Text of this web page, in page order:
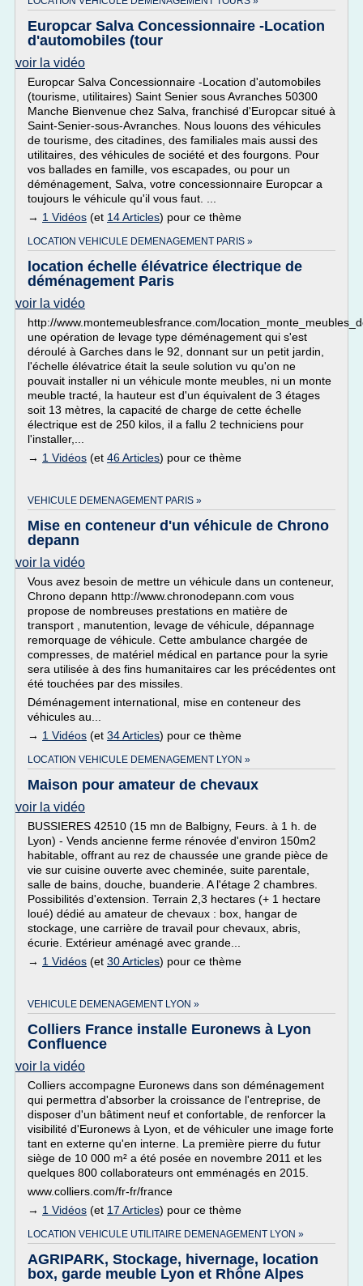
Europcar Salva Concessionnaire -Location
d'automobiles (tour
voir la vidéo
Europcar Salva Concessionnaire -Location d'automobiles
(tourisme, utilitaires) Saint Senier sous Avranches 50300
Manche Bienvenue chez Salva, franchisé d'Europcar situé à
Saint-Senier-sous-Avranches. Nous louons des véhicules
de tourisme, des citadines, des familiales mais aussi des
utilitaires, des véhicules de société et des fourgons. Pour
vos ballades en famille, vos escapades, ou pour un
déménagement, Salva, votre concessionnaire Europcar a
toujours le véhicule qu'il vous faut. ...
→ 1 Vidéos (et 14 Articles) pour ce thème
LOCATION VEHICULE DEMENAGEMENT PARIS »
location échelle élévatrice électrique de
déménagement Paris
voir la vidéo
http://www.montemeublesfrance.com/
une opération de levage type déménagement qui s'est
déroulé à Garches dans le 92, donnant sur un petit jardin,
l'échelle élévatrice était la seule solution vu qu'on ne
pouvait installer ni un véhicule monte meubles, ni un monte
meuble tracté, la hauteur est d'un équivalent de 3 étages
soit 13 mètres, la capacité de charge de cette échelle
électrique est de 250 kilos, il a fallu 2 techniciens pour
l'installer,...
→ 1 Vidéos (et 46 Articles) pour ce thème
VEHICULE DEMENAGEMENT PARIS »
Mise en conteneur d'un véhicule de Chrono
depann
voir la vidéo
Vous avez besoin de mettre un véhicule dans un conteneur,
Chrono depann http://www.chronodepann.com vous
propose de nombreuses prestations en matière de
transport , manutention, levage de véhicule, dépannage
remorquage de véhicule. Cette ambulance chargée de
compresses, de matériel médical en partance pour la syrie
sera utilisée à des fins humanitaires car les précédentes ont
été touchées par des missiles.
Déménagement international, mise en conteneur des
véhicules au...
→ 1 Vidéos (et 34 Articles) pour ce thème
LOCATION VEHICULE DEMENAGEMENT LYON »
Maison pour amateur de chevaux
voir la vidéo
BUSSIERES 42510 (15 mn de Balbigny, Feurs. à 1 h. de
Lyon) - Vends ancienne ferme rénovée d'environ 150m2
habitable, offrant au rez de chaussée une grande pièce de
vie sur cuisine ouverte avec cheminée, suite parentale,
salle de bains, douche, buanderie. A l'étage 2 chambres.
Possibilités d'extension. Terrain 2,3 hectares (+ 1 hectare
loué) dédié au amateur de chevaux : box, hangar de
stockage, une carrière de travail pour chevaux, abris,
écurie. Extérieur aménagé avec grande...
→ 1 Vidéos (et 30 Articles) pour ce thème
VEHICULE DEMENAGEMENT LYON »
Colliers France installe Euronews à Lyon
Confluence
voir la vidéo
Colliers accompagne Euronews dans son déménagement
qui permettra d'absorber la croissance de l'entreprise, de
disposer d'un bâtiment neuf et confortable, de renforcer la
visibilité d'Euronews à Lyon, et de véhiculer une image forte
tant en externe qu'en interne. La première pierre du futur
siège de 10 000 m² a été posée en novembre 2011 et les
quelques 800 collaborateurs ont emménagés en 2015.
www.colliers.com/fr-fr/france
→ 1 Vidéos (et 17 Articles) pour ce thème
LOCATION VEHICULE UTILITAIRE DEMENAGEMENT LYON »
AGRIPARK, Stockage, hivernage, location
box, garde meuble Lyon et Rhône Alpes